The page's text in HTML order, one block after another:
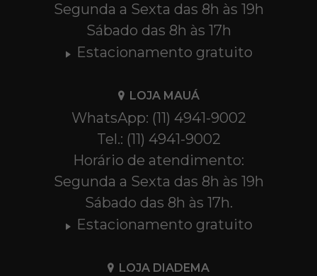
Segunda a Sexta das 8h às 19h
Sábado das 8h às 17h
Estacionamento gratuito
LOJA MAUÁ
WhatsApp: (11) 4941-9002
Tel.: (11) 4941-9002
Horário de atendimento:
Segunda a Sexta das 8h às 19h
Sábado das 8h às 17h.
Estacionamento gratuito
LOJA DIADEMA